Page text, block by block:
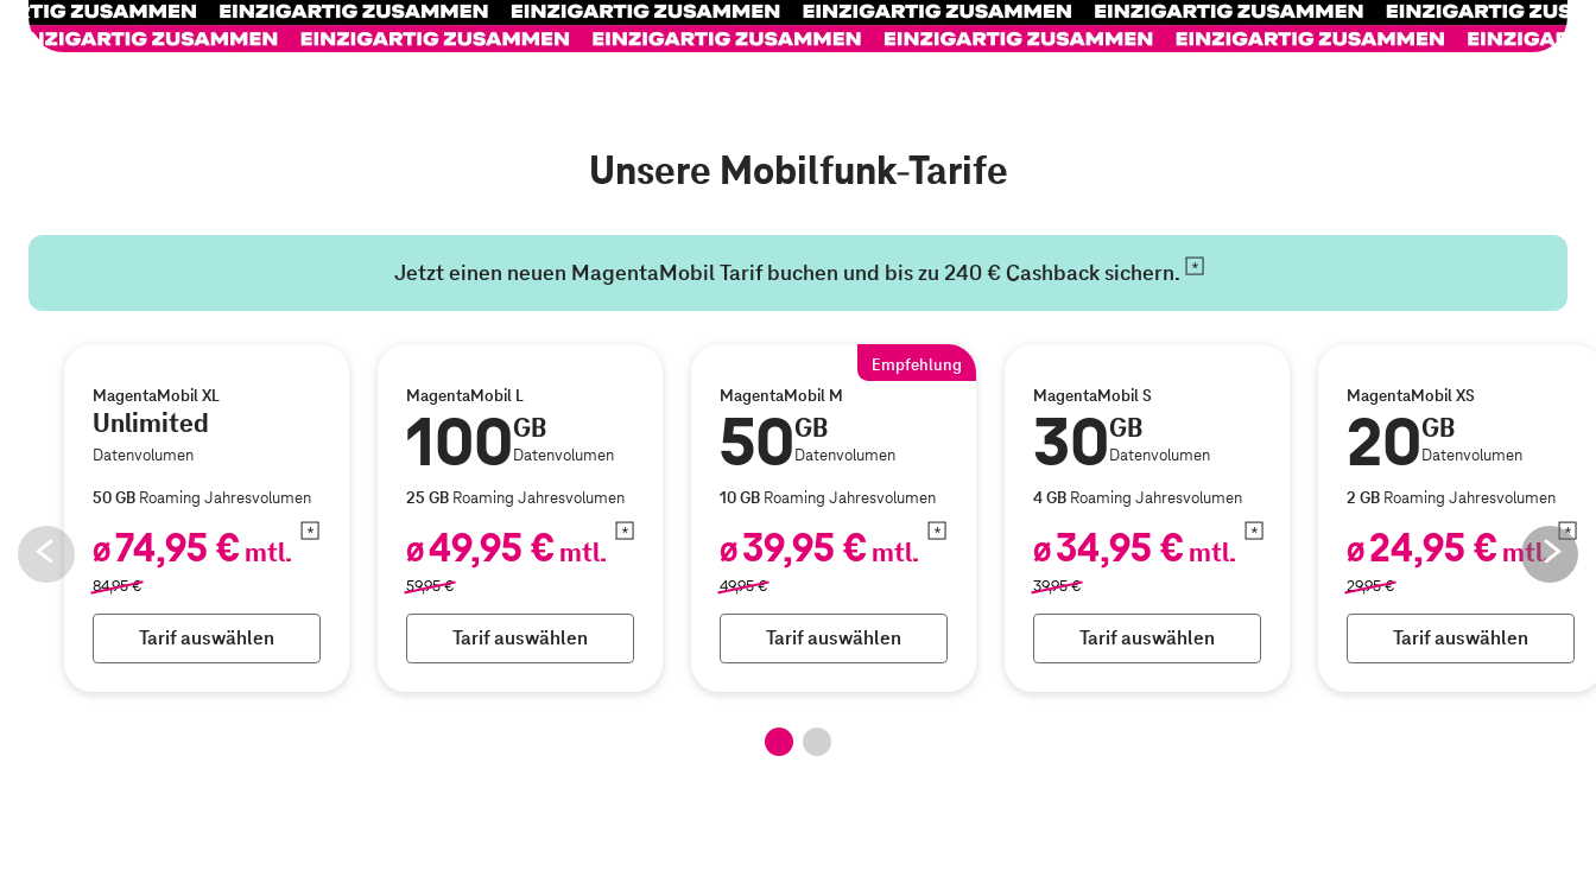
Unsere Mobilfunk-Tarife
Jetzt einen neuen MagentaMobil Tarif buchen und bis zu 240 € Cashbacksichern.
MagentaMobil XL
Unlimited
Datenvolumen
50 GB Roaming Jahresvolumen
Ø74,95 € mtl.
84,95€
Tarif auswählen
MagentaMobil L
100GB
Datenvolumen
25 GB Roaming Jahresvolumen
Ø49,95 € mtl.
59,95€
Tarif auswählen
Empfehlung
MagentaMobil M
50GB
Datenvolumen
10 GB Roaming Jahresvolumen
Ø39,95 € mtl.
49,95€
Tarif auswählen
MagentaMobil S
30GB
Datenvolumen
4 GB Roaming Jahresvolumen
Ø34,95 € mtl.
39,95€
Tarif auswählen
MagentaMobil XS
20GB
Datenvolumen
2 GB Roaming Jahresvolumen
Ø24,95 € mtl.
29,95€
Tarif auswählen